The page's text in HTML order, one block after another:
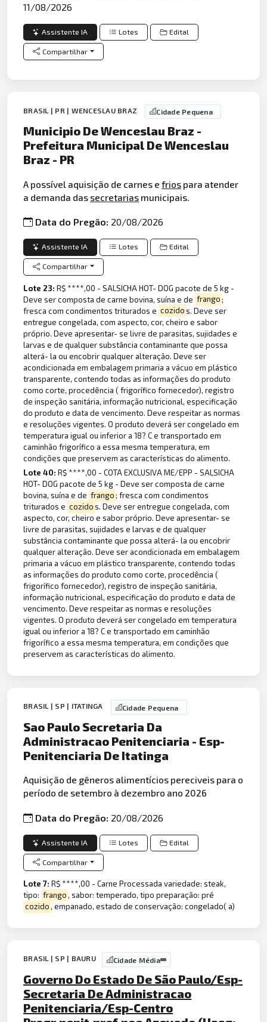
11/08/2026
Assistente IA Lotes Edital
Compartilhar
BRASIL | PR | WENCESLAU BRAZ Cidade Pequena
Municipio De Wenceslau Braz -
Prefeitura Municipal De Wenceslau
Braz - PR
A possível aquisição de carnes efrios para atender
a demanda das secretarias municipais.
Data do Pregão: 20/08/2026
Assistente IA Lotes Edital
Compartilhar
Lote 23:R$ ****,00 - SALSICHA HOT- DOG pacote de 5 kg -
Deve ser composta de carne bovina, suína e de frango;
fresca com condimentos triturados e cozidos. Deve ser
entregue congelada, com aspecto, cor, cheiro e sabor
próprio. Deve apresentar- se livre de parasitas, sujidades e
larvas e de qualquer substância contaminante que possa
alterá- la ou encobrir qualquer alteração. Deve ser
acondicionada em embalagem primaria a vácuo em plástico
transparente, contendo todas as informações do produto
como corte, procedência ( frigorífico fornecedor), registro
de inspeção sanitária, informação nutricional, especificação
do produto e data de vencimento. Deve respeitar as normas
e resoluções vigentes. O produto deverá ser congelado em
temperatura igual ou inferior a 18? C e transportado em
caminhão frigorífico a essa mesma temperatura, em
condições que preservem as características do alimento.
Lote 40:R$ ****,00 - COTA EXCLUSIVA ME/EPP - SALSICHA
HOT- DOG pacote de 5 kg - Deve ser composta de carne
bovina, suína e de frango; fresca com condimentos
triturados e cozidos. Deve ser entregue congelada, com
aspecto, cor, cheiro e sabor próprio. Deve apresentar- se
livre de parasitas, sujidades e larvas e de qualquer
substância contaminante que possa alterá- la ou encobrir
qualquer alteração. Deve ser acondicionada em embalagem
primaria a vácuo em plástico transparente, contendo todas
as informações do produto como corte, procedência (
frigorífico fornecedor), registro de inspeção sanitária,
informação nutricional, especificação do produto e data de
vencimento. Deve respeitar as normas e resoluções
vigentes. O produto deverá ser congelado em temperatura
igual ou inferior a 18? C e transportado em caminhão
frigorífico a essa mesma temperatura, em condições que
preservem as características do alimento.
BRASIL | SP | ITATINGA Cidade Pequena
Sao Paulo Secretaria Da
Administracao Penitenciaria - Esp-
Penitenciaria De Itatinga
Aquisição de gêneros alimentícios pereciveis para o
período de setembro à dezembro ano 2026
Data do Pregão: 20/08/2026
Assistente IA Lotes Edital
Compartilhar
Lote 7:R$ ****,00 - Carne Processada variedade: steak,
tipo: frango, sabor: temperado, tipo preparação: pré
cozido, empanado, estado de conservação: congelado( a)
BRASIL | SP | BAURU Cidade Média
Governo Do Estado De São Paulo/Esp-
Secretaria De Administracao
Penitenciaria/Esp-Centro